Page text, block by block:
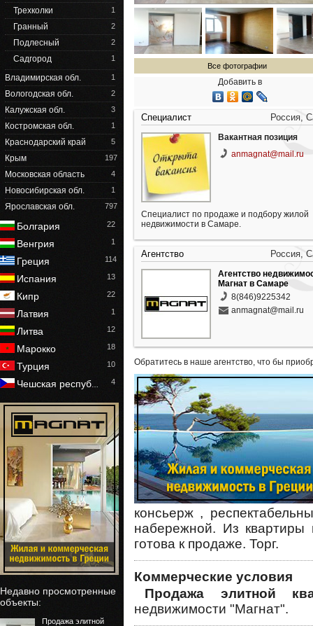
Трехколки 1
Гранный 2
Подлесный 2
Садгород 1
Владимирская обл. 1
Вологодская обл. 2
Калужская обл. 3
Костромская обл. 1
Краснодарский край 5
Крым 197
Московская область 4
Новосибирская обл. 1
Ярославская обл. 797
Болгария 22
Венгрия 1
Греция 114
Испания 13
Кипр 22
Латвия 1
Литва 12
Марокко 18
Турция 10
Чешская респуб 4
Недавно просмотренные
объекты:
Продажа элитной
Все фотографии
Добавить в
Специалист Россия,
Вакантная позиция
anmagnat@mail.ru
Специалист по продаже и подбору жилой
недвижимости в Самаре.
Агентство Россия,
Агентство
Магнат в Самаре
8(846)9225342
anmagnat@mail.ru
Обратитесь в наше агентство, что бы
консьерж ,
набережной. Из квартиры
готова к продаже. Торг.
Коммерческие условия
Продажа элитной
недвижимости "Магнат".